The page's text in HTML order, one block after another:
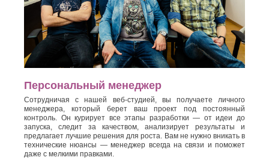
Персональный менеджер
Сотрудничая с нашей веб-студией, вы получаете личного
менеджера, который берет ваш проект под постоянный
контроль. Он курирует все этапы разработки — от идеи до
запуска, следит за качеством, анализирует результаты и
предлагает лучшие решения для роста. Вам не нужно вникать в
технические нюансы — менеджер всегда на связи и поможет
даже с мелкими правками.